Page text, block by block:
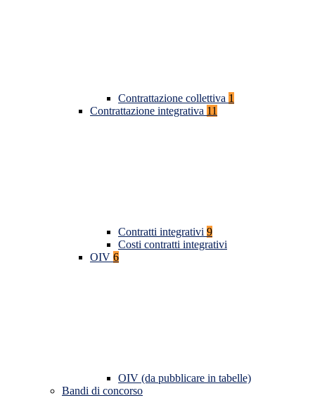
Contrattazione collettiva 1
Contrattazione integrativa 11
Contratti integrativi 9
Costi contratti integrativi
OIV 6
OIV (da pubblicare in tabelle)
Bandi di concorso